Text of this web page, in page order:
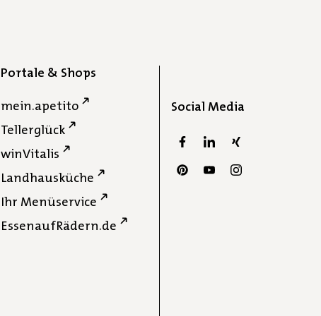
Portale & Shops
mein.apetito
Tellerglück
winVitalis
Landhausküche
Ihr Menüservice
EssenaufRädern.de
Social Media